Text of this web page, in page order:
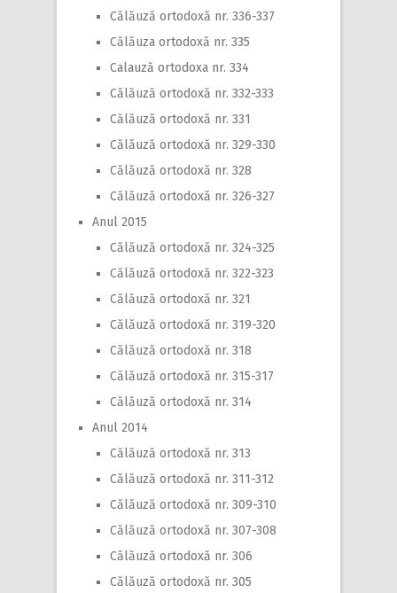
Călăuză ortodoxă nr. 336-337
Călăuza ortodoxă nr. 335
Calauză ortodoxa nr. 334
Călăuză ortodoxă nr. 332-333
Călăuză ortodoxă nr. 331
Călăuză ortodoxă nr. 329-330
Călăuză ortodoxă nr. 328
Călăuză ortodoxă nr. 326-327
Anul 2015
Călăuză ortodoxă nr. 324-325
Călăuză ortodoxă nr. 322-323
Călăuză ortodoxă nr. 321
Călăuză ortodoxă nr. 319-320
Călăuză ortodoxă nr. 318
Călăuză ortodoxă nr. 315-317
Călăuză ortodoxă nr. 314
Anul 2014
Călăuză ortodoxă nr. 313
Călăuză ortodoxă nr. 311-312
Călăuză ortodoxă nr. 309-310
Călăuză ortodoxă nr. 307-308
Călăuză ortodoxă nr. 306
Călăuză ortodoxă nr. 305